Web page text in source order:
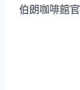
伯朗咖啡館